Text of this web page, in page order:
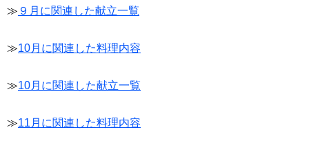
≫ ９月に関連した献立一覧
≫10月に関連した料理内容
≫10月に関連した献立一覧
≫11月に関連した料理内容